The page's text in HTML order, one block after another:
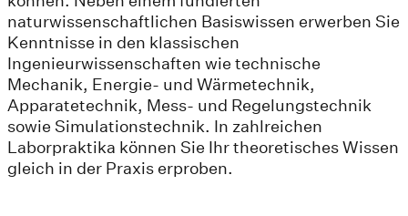
naturwissenschaftlichen Basiswissen erwerben Sie
Kenntnisse in den klassischen
Ingenieurwissenschaften wie technische
Mechanik, Energie- und Wärmetechnik,
Apparatetechnik, Mess- und Regelungstechnik
sowie Simulationstechnik. In zahlreichen
Laborpraktika können Sie Ihr theoretisches Wissen
gleich in der Praxis erproben.